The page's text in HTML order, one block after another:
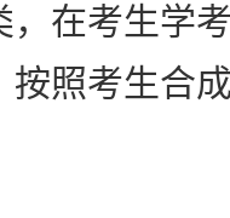
，在考生学
按照考生合